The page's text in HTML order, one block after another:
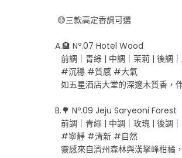
🟡三款高定香調可選
A.🏨 Nº.07 Hotel Wood
⠀前調｜青綠 | 中調｜茉莉 | 後調
⠀#沉穩 #質感 #大氣
⠀如五星酒店大堂的深邃木質香，
B.🌳 Nº.09 Jeju Saryeoni Forest
⠀前調｜青綠 | 中調｜玫瑰 | 後調
⠀#寧靜 #清新 #自然
⠀靈感來自濟州森林與漢拏峰柑橘